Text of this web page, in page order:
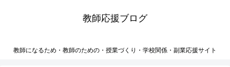
教師応援ブログ
教師になるため・教師のための・授業づくり・学校関係・副業応援サイト